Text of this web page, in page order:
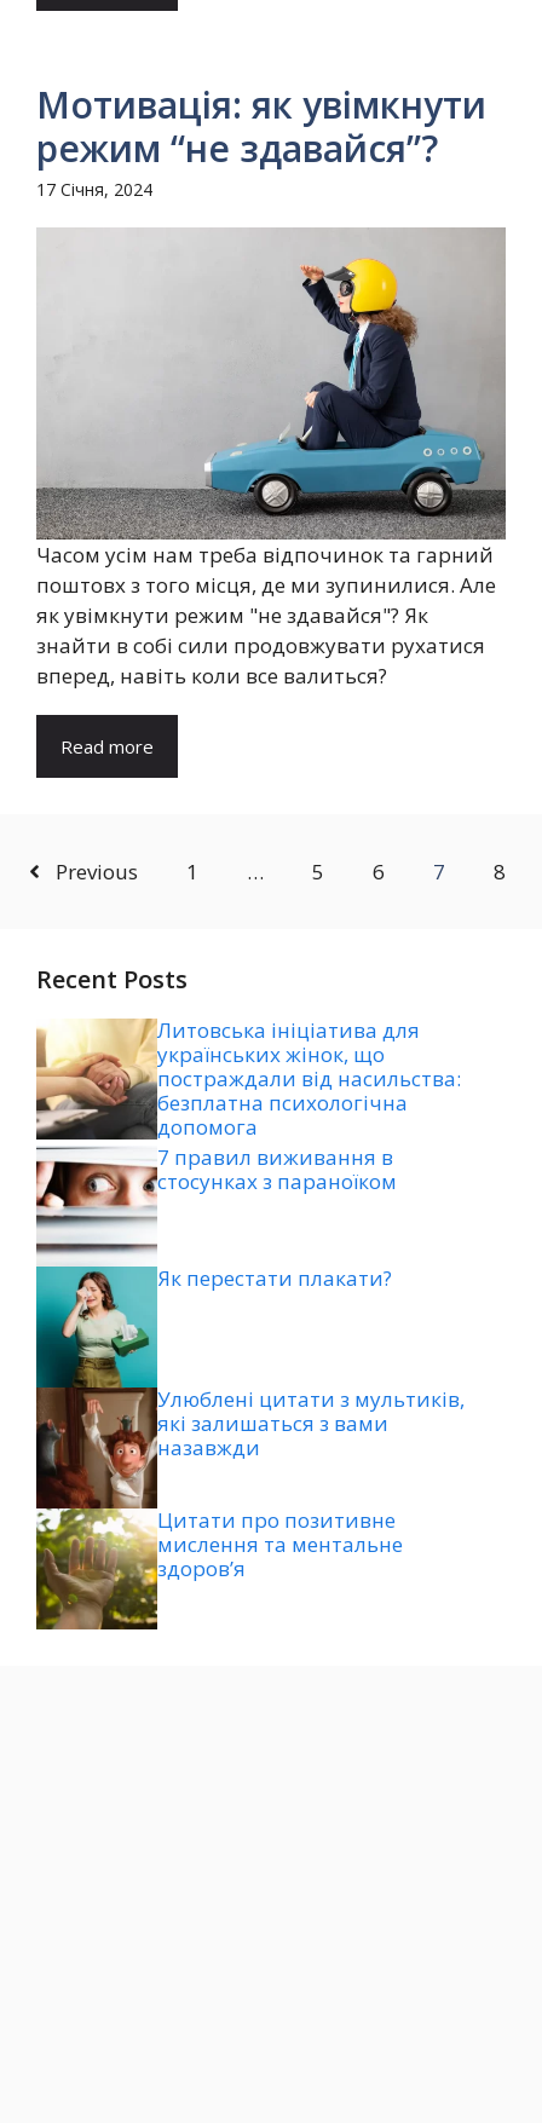
Мотивація: як увімкнути
режим “не здавайся”?
17 Січня, 2024
Часом усім нам треба відпочинок та гарний
поштовх з того місця, де ми зупинилися. Але
як увімкнути режим "не здавайся"? Як
знайти в собі сили продовжувати рухатися
вперед, навіть коли все валиться?
Read more
Previous 1 … 5 6 7 8
Recent Posts
Литовська ініціатива для
українських жінок, що
постраждали від насильства:
безплатна психологічна
допомога
7 правил виживання в
стосунках з параноїком
Як перестати плакати?
Улюблені цитати з мультиків,
які залишаться з вами
назавжди
Цитати про позитивне
мислення та ментальне
здоров’я